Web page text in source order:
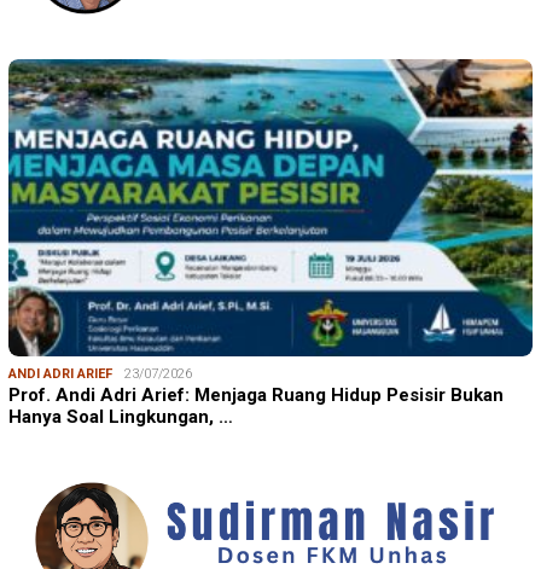
ANDI ADRI ARIEF 23/07/2026
Prof. Andi Adri Arief: Menjaga Ruang Hidup Pesisir Bukan
Hanya Soal Lingkungan, …